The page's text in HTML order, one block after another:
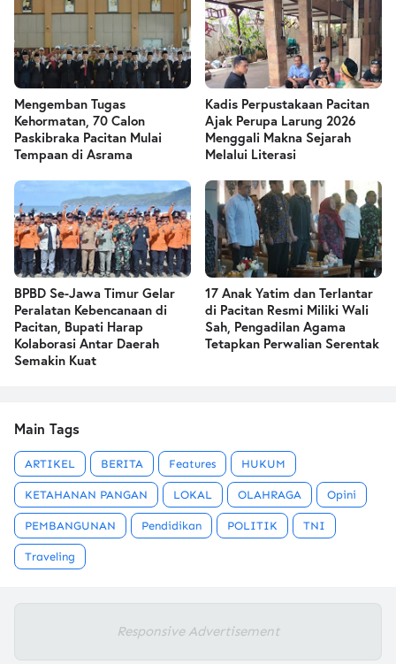
Mengemban Tugas
Kehormatan, 70 Calon
Paskibraka Pacitan Mulai
Tempaan di Asrama
Kadis Perpustakaan Pacitan
Ajak Perupa Larung 2026
Menggali Makna Sejarah
Melalui Literasi
BPBD Se-Jawa Timur Gelar
Peralatan Kebencanaan di
Pacitan, Bupati Harap
Kolaborasi Antar Daerah
Semakin Kuat
17 Anak Yatim dan Terlantar
di Pacitan Resmi Miliki Wali
Sah, Pengadilan Agama
Tetapkan Perwalian Serentak
Main Tags
ARTIKEL BERITA Features HUKUM
KETAHANAN PANGAN LOKAL OLAHRAGA Opini
PEMBANGUNAN Pendidikan POLITIK TNI
Traveling
Responsive Advertisement